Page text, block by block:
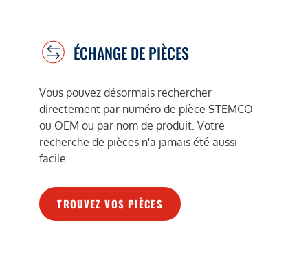
ÉCHANGE DE PIÈCES
Vous pouvez désormais rechercher
directement par numéro de pièce STEMCO
ou OEM ou par nom de produit. Votre
recherche de pièces n'a jamais été aussi
facile.
TROUVEZ VOS PIÈCES